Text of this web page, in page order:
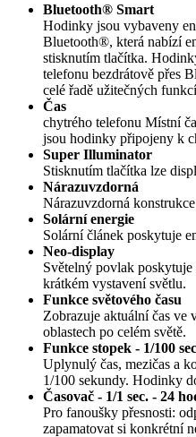
Bluetooth® Smart
Hodinky jsou vybaveny
Bluetooth®, která nabízí
stisknutím tlačítka.
telefonu bezdrátově přes
celé řadě užitečných
Čas
chytrého telefonu Místní
jsou hodinky připojeny k
Super Illuminator
Stisknutím tlačítka lze
Nárazuvzdorná
Nárazuvzdorná
Solární energie
Solární článek poskytuje
Neo-display
Světelný povlak
krátkém vystavení světlu.
Funkce světového času
Zobrazuje aktuální čas ve
oblastech po celém světě.
Funkce stopek - 1/100
Uplynulý čas, mezičas a
1/100 sekundy. Hodinky
Časovač - 1/1 sec. - 24
Pro fanoušky přesnosti:
zapamatovat si konkrétní